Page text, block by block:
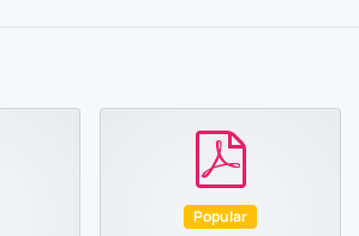
Popular